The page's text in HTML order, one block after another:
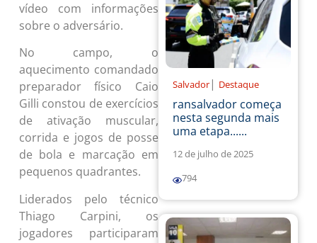
vídeo com informações
sobre o adversário.
No campo, o
aquecimento comandado
preparador físico Caio
Gilli constou de exercícios
de ativação muscular,
corrida e jogos de posse
de bola e marcação em
pequenos quadrantes.
Liderados pelo técnico
Thiago Carpini, os
jogadores participaram
Salvador | Destaque
ransalvador começa
nesta segunda mais
uma etapa......
12 de julho de 2025
794